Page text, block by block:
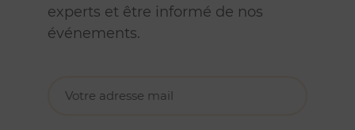
experts et être informé de nos
événements.